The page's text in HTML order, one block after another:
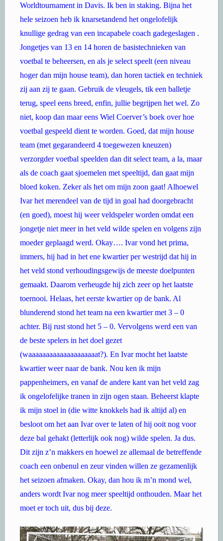
Worldtournament in Davis. Ik ben in staking. Bijna het
hele seizoen heb ik knarsetandend het ongelofelijk
knullige gedrag van een incapabele coach gadegeslagen .
Jongetjes van 13 en 14 horen de basistechnieken van
voetbal te beheersen, en als je select speelt (een niveau
hoger dan mijn house team), dan horen tactiek en techniek
zij aan zij te gaan. Gebruik de vleugels, tik een balletje
terug, speel eens breed, enfin, jullie begrijpen het wel. Zo
niet, koop dan maar eens Wiel Coerver’s boek over hoe
voetbal gespeeld dient te worden. Goed, dat mijn house
team (met gegarandeerd 4 toegewezen kneuzen)
verzorgder voetbal speelden dan dit select team, a la, maar
als de coach gaat sjoemelen met speeltijd, dan gaat mijn
bloed koken. Zeker als het om mijn zoon gaat! Alhoewel
Ivar het merendeel van de tijd in goal had doorgebracht
(en goed), moest hij weer veldspeler worden omdat een
jongetje niet meer in het veld wilde spelen en volgens zijn
moeder geplaagd werd. Okay…. Ivar vond het prima,
immers, hij had in het ene kwartier per westrijd dat hij in
het veld stond verhoudingsgewijs de meeste doelpunten
gemaakt. Daarom verheugde hij zich zeer op het laatste
toernooi. Helaas, het eerste kwartier op de bank. Al
blunderend stond het team na een kwartier met 3 – 0
achter. Bij rust stond het 5 – 0. Vervolgens werd een van
de beste spelers in het doel gezet
(waaaaaaaaaaaaaaaaaaaat?). En Ivar mocht het laatste
kwartier weer naar de bank. Nou ken ik mijn
pappenheimers, en vanaf de andere kant van het veld zag
ik ongelofelijke tranen in zijn ogen staan. Beheerst klapte
ik mijn stoel in (die witte knokkels had ik altijd al) en
besloot om het aan Ivar over te laten of hij ooit nog voor
deze bal gehakt (letterlijk ook nog) wilde spelen. Ja dus.
Dit zijn z’n makkers en hoewel ze allemaal de betreffende
coach een onbenul en zeur vinden willen ze gezamenlijk
het seizoen afmaken. Okay, dan hou ik m’n mond wel,
anders wordt Ivar nog meer speeltijd onthouden. Maar het
moet er toch uit, dus bij deze.